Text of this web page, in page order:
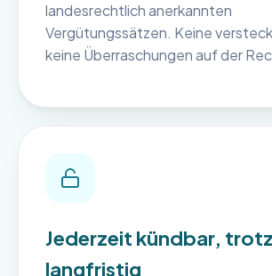
landesrechtlich anerkannten
Vergütungssätzen. Keine
keine Überraschungen auf der
Jederzeit kündbar,
langfristig